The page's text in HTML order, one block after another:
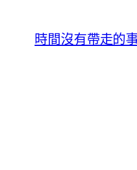
時間沒有帶走的